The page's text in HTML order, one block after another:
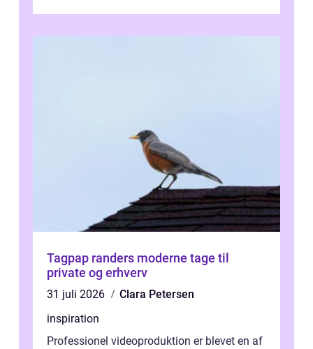
Tagpap randers moderne tage til
private og erhverv
31 juli 2026
Clara Petersen
inspiration
Professionel videoproduktion er blevet en af